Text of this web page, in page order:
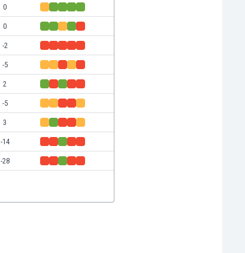
0
0
-2
-5
2
-5
3
-14
-28